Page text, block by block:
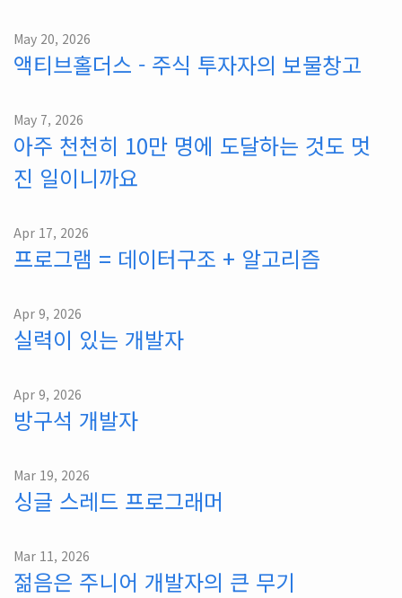
May 20, 2026
액티브홀더스 - 주식 투자자의 보물창고
May 7, 2026
아주 천천히 10만 명에 도달하는 것도 멋
진 일이니까요
Apr 17, 2026
프로그램 = 데이터구조 + 알고리즘
Apr 9, 2026
실력이 있는 개발자
Apr 9, 2026
방구석 개발자
Mar 19, 2026
싱글 스레드 프로그래머
Mar 11, 2026
젊음은 주니어 개발자의 큰 무기